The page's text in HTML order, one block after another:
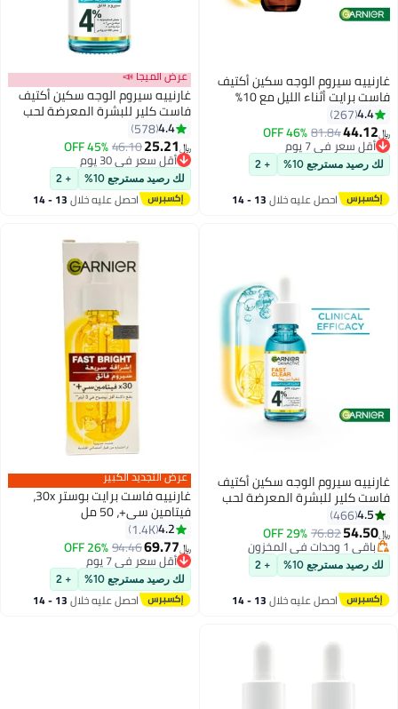
غارنييه سيروم الوجه سكين أكتيف
فاست برايت أثناء الليل مع 10%
فيتامين سي النقي، 30 مل
4.4
267
﷼‏44.12
81.84
46% OFF
أقل سعر في 7 يوم
أقل سعر في 7 يوم
لك رصيد مسترجع 10% + 2
احصل عليه خلال 13 - 14
عرض الميجا 📣
غارنييه سيروم الوجه سكين أكتيف
فاست كلير للبشرة المعرضة لحب
مل
4.4
578
﷼‏25.21
46.10
45% OFF
أقل سعر في 30 يوم
أقل سعر في 30 يوم
لك رصيد مسترجع 10% + 2
احصل عليه خلال 13 - 14
غارنييه سيروم الوجه سكين أكتيف
فاست كلير للبشرة المعرضة لحب
مل
4.5
466
﷼‏54.50
76.82
29% OFF
باقي 1 وحدات في المخزون
باقي 1 وحدات في المخزون
لك رصيد مسترجع 10% + 2
احصل عليه خلال 13 - 14
عرض التجديد الكبير
غارنييه فاست برايت بوستر 30x،
فيتامين سي+، 50 مل
4.2
1.4K
﷼‏69.77
94.46
26% OFF
أقل سعر في 7 يوم
أقل سعر في 7 يوم
لك رصيد مسترجع 10% + 2
احصل عليه خلال 13 - 14